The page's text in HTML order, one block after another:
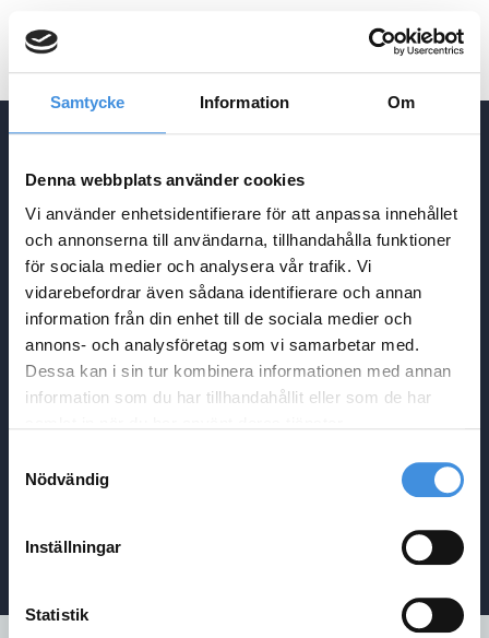
Samtycke Information Om
Denna webbplats använder cookies
Vi använder enhetsidentifierare för att anpassa innehållet
och annonserna till användarna, tillhandahålla funktioner
för sociala medier och analysera vår trafik. Vi
vidarebefordrar även sådana identifierare och annan
information från din enhet till de sociala medier och
annons- och analysföretag som vi samarbetar med.
Dessa kan i sin tur kombinera informationen med annan
information som du har tillhandahållit eller som de har
Nödvändig
Inställningar
Statistik
EN
ADRESS
Agrasjövägen 3-5
293 21 Olofström
KONTAKT
info@ebp.se
0454-30 17 00
NAVIGATION
Integritetspolicy